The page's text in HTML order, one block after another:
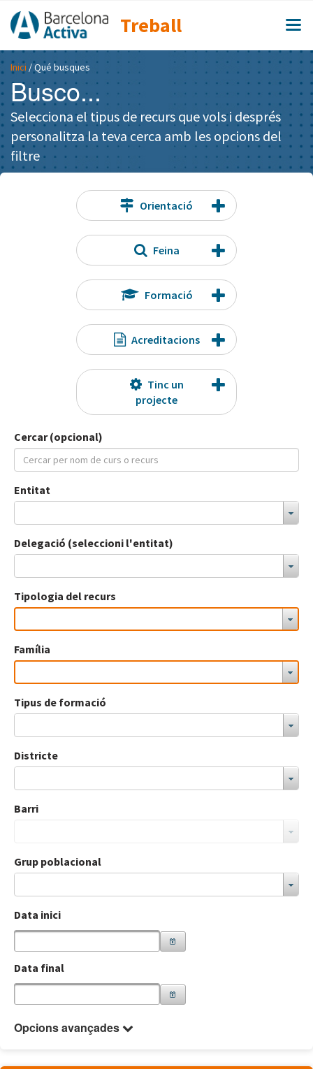
Treball
Inici / Qué busques
Busco...
Selecciona el tipus de recurs que vols i després
personalitza la teva cerca amb les opcions del
filtre
Orientació
Feina
Formació
Acreditacions
Tinc un
projecte
Cercar (opcional)
Entitat
Delegació (seleccioni l'entitat)
Tipologia del recurs
Família
Tipus de formació
Districte
Barri
Grup poblacional
Data inici
Data final
Opcions avançades